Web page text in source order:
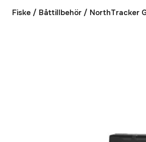
Deutschland
Fiske / Båttillbehör / NorthTracker